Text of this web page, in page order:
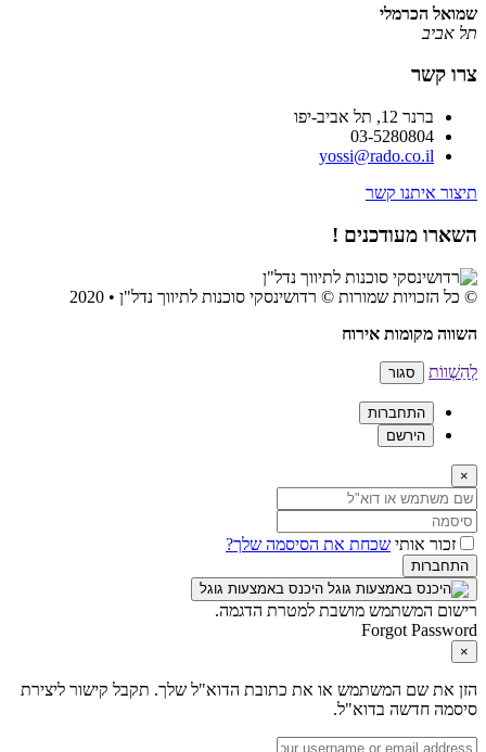
שמואל הכרמלי
תל אביב
צרו קשר
ברנר 12, תל אביב-יפו
03-5280804
yossi@rado.co.il
תיצור איתנו קשר
השארו מעודכנים !
© כל הזכויות שמורות © רדושינסקי סוכנות לתיווך נדל"ן • 2020
השווה מקומות אירוח
לְהַשְׁווֹת סגור
התחברות
הירשם
×
זכור אותי שכחת את הסיסמה שלך?
התחברות
היכנס באמצעות גוגל
רישום המשתמש מושבת למטרת הדגמה.
Forgot Password
×
הזן את שם המשתמש או את כתובת הדוא"ל שלך. תקבל קישור ליצירת
סיסמה חדשה בדוא"ל.